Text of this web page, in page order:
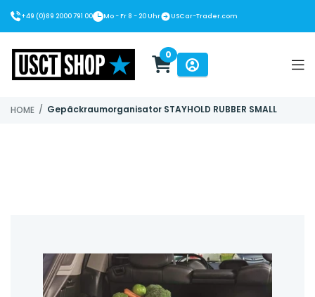
+49 (0)89 2000 791 00 Mo - Fr 8 - 20 Uhr USCar-Trader.com
0
HOME / Gepäckraumorganisator STAYHOLD RUBBER SMALL